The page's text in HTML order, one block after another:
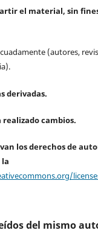
el material, sin
(autores,
derivadas.
cambios.
los derechos de
del mismo